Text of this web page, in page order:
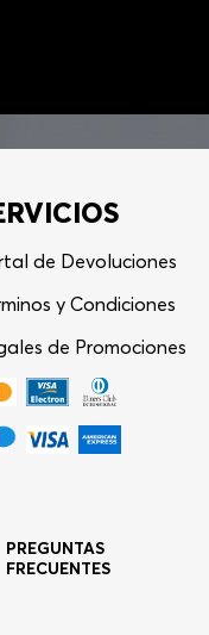
de Devoluciones
y Condiciones
de Promociones
PREGUNTAS
FRECUENTES